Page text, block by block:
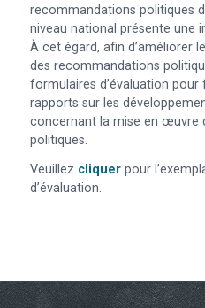
recommandations politiques
niveau national présente une
À cet égard, afin d’améliorer
des recommandations
formulaires d’évaluation pour
rapports sur les
concernant la mise en œuvre
politiques.
Veuillez cliquerpour
d’évaluation.